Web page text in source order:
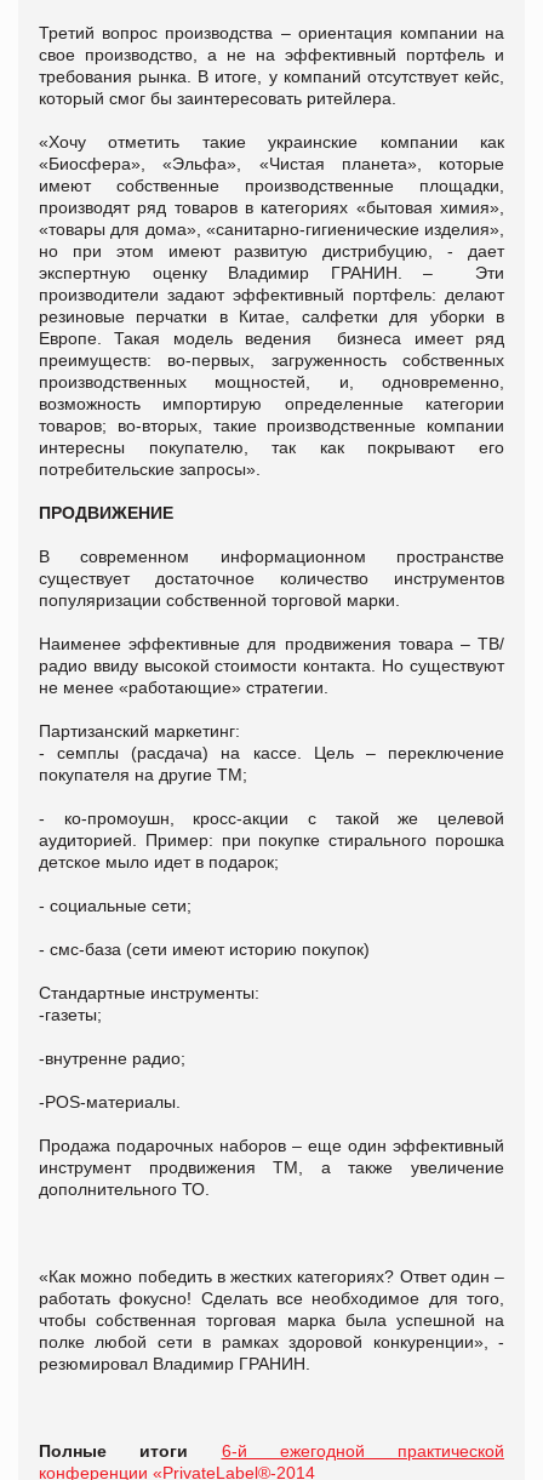
Третий вопрос производства – ориентация компании на
свое производство, а не на эффективный портфель и
требования рынка. В итоге, у компаний отсутствует кейс,
который смог бы заинтересовать ритейлера.
«Хочу отметить такие украинские компании как
«Биосфера», «Эльфа», «Чистая планета», которые
имеют собственные производственные площадки,
производят ряд товаров в категориях «бытовая химия»,
«товары для дома», «санитарно-гигиенические изделия»,
но при этом имеют развитую дистрибуцию, - дает
экспертную оценку Владимир ГРАНИН. – Эти
производители задают эффективный портфель: делают
резиновые перчатки в Китае, салфетки для уборки в
Европе. Такая модель ведения бизнеса имеет ряд
преимуществ: во-первых, загруженность собственных
производственных мощностей, и, одновременно,
возможность импортирую определенные категории
товаров; во-вторых, такие производственные компании
интересны покупателю, так как покрывают его
потребительские запросы».
ПРОДВИЖЕНИЕ
В современном информационном пространстве
существует достаточное количество инструментов
популяризации собственной торговой марки.
Наименее эффективные для продвижения товара – ТВ/
радио ввиду высокой стоимости контакта. Но существуют
не менее «работающие» стратегии.
Партизанский маркетинг:
- семплы (расдача) на кассе. Цель – переключение
покупателя на другие ТМ;
- ко-промоушн, кросс-акции с такой же целевой
аудиторией. Пример: при покупке стирального порошка
детское мыло идет в подарок;
- социальные сети;
- смс-база (сети имеют историю покупок)
Стандартные инструменты:
-газеты;
-внутренне радио;
-POS-материалы.
Продажа подарочных наборов – еще один эффективный
инструмент продвижения ТМ, а также увеличение
дополнительного ТО.
«Как можно победить в жестких категориях? Ответ один –
работать фокусно! Сделать все необходимое для того,
чтобы собственная торговая марка была успешной на
полке любой сети в рамках здоровой конкуренции», -
резюмировал Владимир ГРАНИН.
Полные итоги
6-й ежегодной практической
конференции «PrivateLabel®-2014